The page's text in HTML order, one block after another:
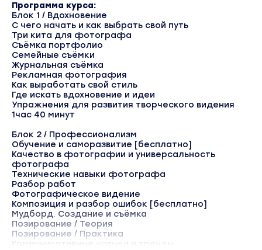
Программа курса:
Блок 1 / Вдохновение
С чего начать и как выбрать свой путь
Три кита для фотографа
Съёмка портфолио
Семейные съёмки
Журнальная съёмка
Рекламная фотография
Как выработать свой стиль
Где искать вдохновение и идеи
Упражнения для развития творческого видения
1час 40 минут
Блок 2 / Профессионализм
Обучение и саморазвитие [бесплатно]
Качество в фотографии и универсальность
фотографа
Технические навыки фотографа
Разбор работ
Фотографическое видение
Композиция и разбор ошибок [бесплатно]
Мудборд. Создание и съёмка
Позирование / Теория
Позирование / Практика
Коммуникативные навыки и тренды